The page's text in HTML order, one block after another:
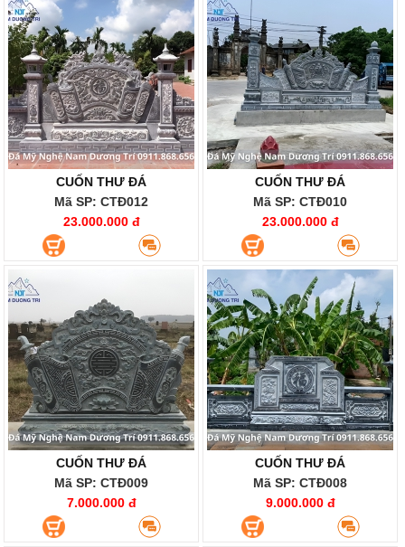
CUỐN THƯ ĐÁ
Mã SP: CTĐ012
23.000.000 đ
CUỐN THƯ ĐÁ
Mã SP: CTĐ010
23.000.000 đ
CUỐN THƯ ĐÁ
Mã SP: CTĐ009
7.000.000 đ
CUỐN THƯ ĐÁ
Mã SP: CTĐ008
9.000.000 đ